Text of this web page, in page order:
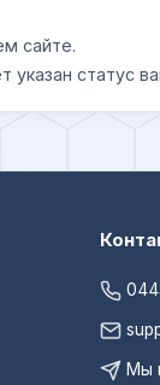
сайте.
указан статус
Мы